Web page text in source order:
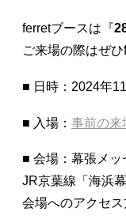
ferretブースは『
ご来場の際はぜ
■ 日時：2024年
■ 入場： 事前の来
■ 会場：幕張メッ
JR京葉線「海浜
会場へのアクセス